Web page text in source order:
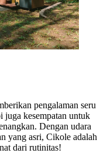
pengalaman seru
juga kesempatan untuk
Dengan udara
yang asri, Cikole adalah
dari rutinitas!